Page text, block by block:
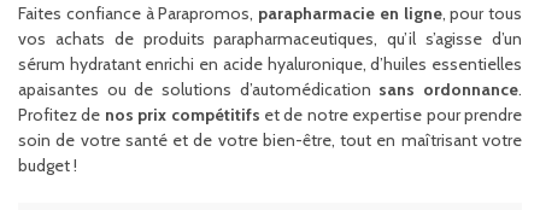
Faites confiance à Parapromos, parapharmacie en ligne, pour tous
vos achats de produits parapharmaceutiques, qu’il s’agisse d’un
sérum hydratant enrichi en acide hyaluronique, d’huiles essentielles
apaisantes ou de solutions d’automédication sans ordonnance.
Profitez de nos prix compétitifs et de notre expertise pour prendre
soin de votre santé et de votre bien-être, tout en maîtrisant votre
budget !